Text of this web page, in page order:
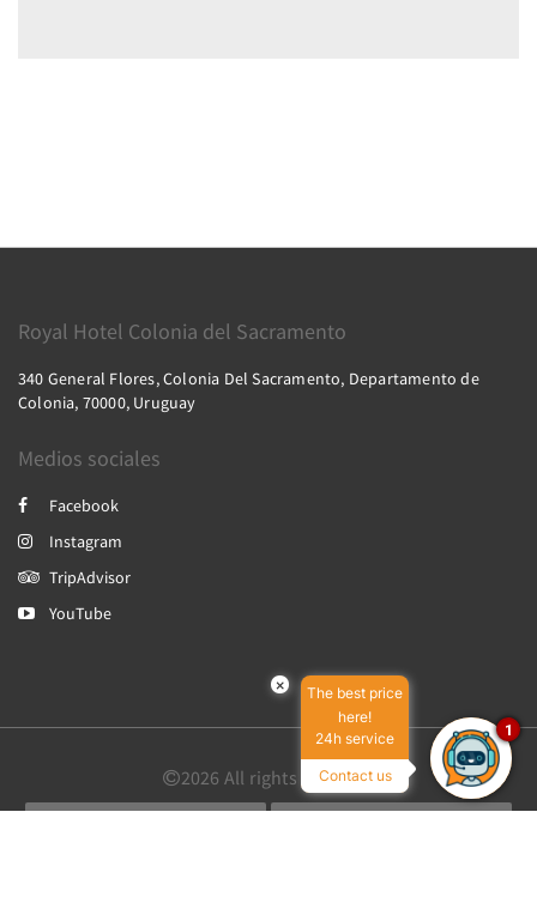
Royal Hotel Colonia del Sacramento
340 General Flores, Colonia Del Sacramento, Departamento de
Colonia, 70000, Uruguay
Medios sociales
Facebook
Instagram
TripAdvisor
YouTube
2026 All rights reserved
English
Português
×
The best price
here!
24h service
Contact us
1